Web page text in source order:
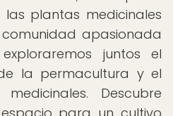
plantas medicinales
apasionada
juntos el
la permacultura y el
Descubre